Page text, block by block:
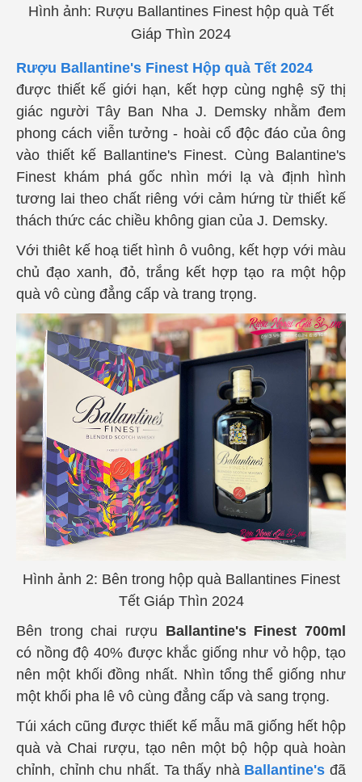
Hình ảnh: Rượu Ballantines Finest hộp quà Tết
Giáp Thìn 2024
Rượu Ballantine's Finest Hộp quà Tết 2024
được thiết kế giới hạn, kết hợp cùng nghệ sỹ thị
giác người Tây Ban Nha J. Demsky nhằm đem
phong cách viễn tưởng - hoài cổ độc đáo của ông
vào thiết kế Ballantine's Finest. Cùng Balantine's
Finest khám phá gốc nhìn mới lạ và định hình
tương lai theo chất riêng với cảm hứng từ thiết kế
thách thức các chiều không gian của J. Demsky.
Với thiêt kế hoạ tiết hình ô vuông, kết hợp với màu
chủ đạo xanh, đỏ, trắng kết hợp tạo ra một hộp
quà vô cùng đẳng cấp và trang trọng.
Hình ảnh 2: Bên trong hộp quà Ballantines Finest
Tết Giáp Thìn 2024
Bên trong chai rượu Ballantine's Finest 700ml
có nồng độ 40% được khắc giống như vỏ hộp, tạo
nên một khối đồng nhất. Nhìn tổng thể giống như
một khối pha lê vô cùng đẳng cấp và sang trọng.
Túi xách cũng được thiết kế mẫu mã giống hết hộp
quà và Chai rượu, tạo nên một bộ hộp quà hoàn
chỉnh, chỉnh chu nhất. Ta thấy nhà Ballantine's đã